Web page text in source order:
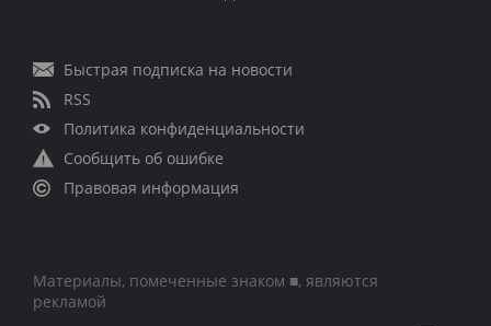
Быстрая подписка на новости
RSS
Политика конфиденциальности
Сообщить об ошибке
Правовая информация
Материалы, помеченные знаком ■, являются
рекламой